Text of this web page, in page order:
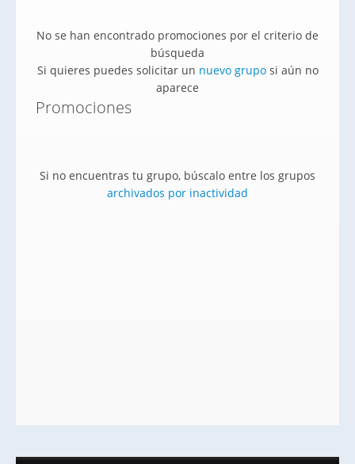
No se han encontrado promociones por el criterio de
búsqueda
Si quieres puedes solicitar un nuevo gruposi aún no
aparece
Promociones
Si no encuentras tu grupo, búscalo entre los grupos
archivados por inactividad